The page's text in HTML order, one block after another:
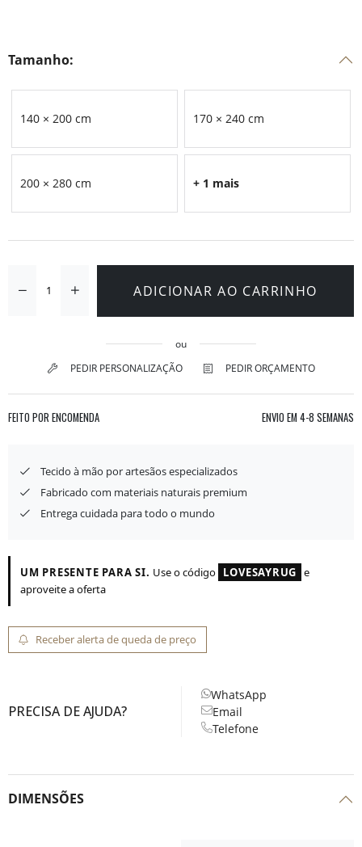
Tamanho:
140 × 200 cm 170 × 240 cm
200 × 280 cm + 1 mais
ADICIONAR AO CARRINHO
ou
PEDIR PERSONALIZAÇÃO
PEDIR ORÇAMENTO
FEITO POR ENCOMENDA ENVIO EM 4-8 SEMANAS
Tecido à mão por artesãos especializados
Fabricado com materiais naturais premium
Entrega cuidada para todo o mundo
UM PRESENTE PARA SI. Use o código LOVESAYRUG e
aproveite a oferta
Receber alerta de queda de preço
PRECISA DE AJUDA?
WhatsApp
Email
Telefone
DIMENSÕES